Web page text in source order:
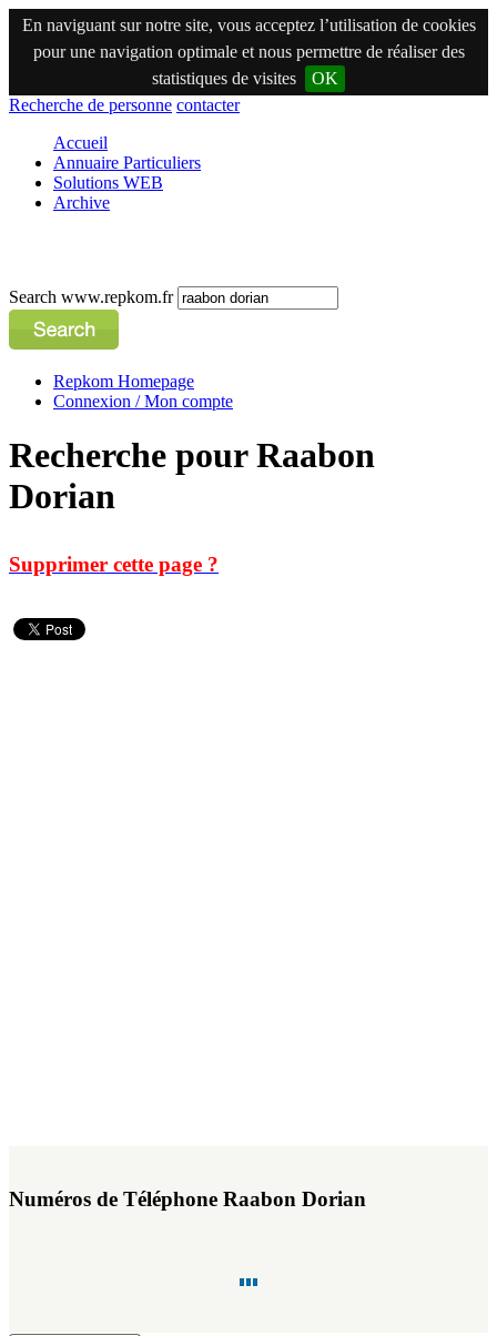
En naviguant sur notre site, vous acceptez l’utilisation de cookies
pour une navigation optimale et nous permettre de réaliser des
statistiques de visites
OK
Recherche de personne contacter
Accueil
Annuaire Particuliers
Solutions WEB
Archive
Search www.repkom.fr
Repkom Homepage
Connexion / Mon compte
Recherche pour Raabon
Dorian
Supprimer cette page ?
Numéros de Téléphone Raabon Dorian